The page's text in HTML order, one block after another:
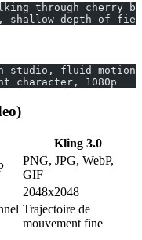
through cherry
shallow depth of
studio, fluid
character, 1080p
Kling 3.0
PNG, JPG, WebP,
GIF
2048x2048
Trajectoire de
mouvement fine